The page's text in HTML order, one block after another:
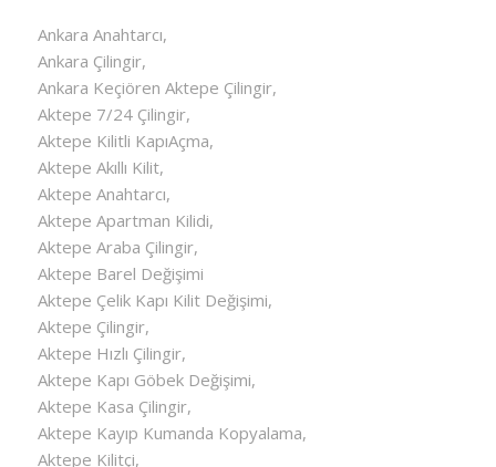
Ankara Anahtarcı,
Ankara Çilingir,
Ankara Keçiören Aktepe Çilingir,
Aktepe 7/24 Çilingir,
Aktepe Kilitli KapıAçma,
Aktepe Akıllı Kilit,
Aktepe Anahtarcı,
Aktepe Apartman Kilidi,
Aktepe Araba Çilingir,
Aktepe Barel Değişimi
Aktepe Çelik Kapı Kilit Değişimi,
Aktepe Çilingir,
Aktepe Hızlı Çilingir,
Aktepe Kapı Göbek Değişimi,
Aktepe Kasa Çilingir,
Aktepe Kayıp Kumanda Kopyalama,
Aktepe Kilitçi,